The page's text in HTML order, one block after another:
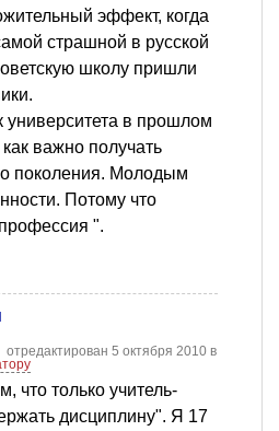
эффект, когда
страшной в русской
школу пришли
университета в прошлом
важно получать
поколения. Молодым
Потому что
".
отредактирован 5 октября 2010 в
что только учитель-
дисциплину". Я 17